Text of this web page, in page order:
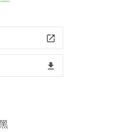
launch
file_download